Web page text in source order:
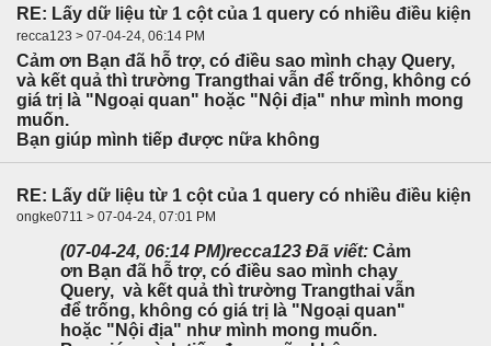
RE: Lấy dữ liệu từ 1 cột của 1 query có nhiều điều kiện
recca123 > 07-04-24, 06:14 PM
Cảm ơn Bạn đã hỗ trợ, có điều sao mình chạy Query,
và kết quả thì trường Trangthai vẫn để trống, không có
giá trị là "Ngoại quan" hoặc "Nội địa" như mình mong
muốn.
Bạn giúp mình tiếp được nữa không
RE: Lấy dữ liệu từ 1 cột của 1 query có nhiều điều kiện
ongke0711 > 07-04-24, 07:01 PM
(07-04-24, 06:14 PM)recca123 Đã viết: Cảm
ơn Bạn đã hỗ trợ, có điều sao mình chạy
Query, và kết quả thì trường Trangthai vẫn
để trống, không có giá trị là "Ngoại quan"
hoặc "Nội địa" như mình mong muốn.